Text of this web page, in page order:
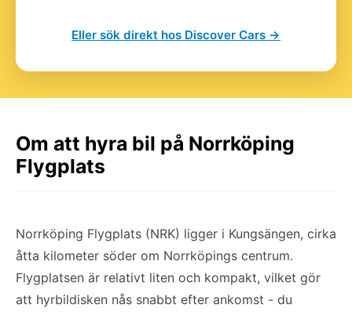
Eller sök direkt hos Discover Cars →
Om att hyra bil på Norrköping
Flygplats
Norrköping Flygplats (NRK) ligger i Kungsängen, cirka
åtta kilometer söder om Norrköpings centrum.
Flygplatsen är relativt liten och kompakt, vilket gör
att hyrbildisken nås snabbt efter ankomst - du